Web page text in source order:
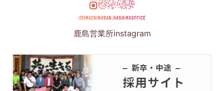
鹿島営業所instagram